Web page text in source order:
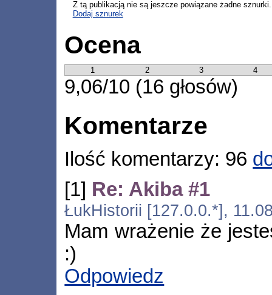
Z tą publikacją nie są jeszcze powiązane żadne sznurki.
Dodaj sznurek
Ocena
1 2 3 4
9,06/10 (16 głosów)
Komentarze
Ilość komentarzy: 96
[1] Re: Akiba #1
ŁukHistorii [127.0.0.*],
Mam wrażenie że
:)
Odpowiedz